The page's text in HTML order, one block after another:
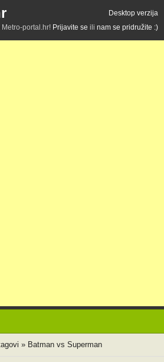
Desktop verzija
portal.hr! Prijavite se ili nam se pridružite :)
» Batman vs Superman